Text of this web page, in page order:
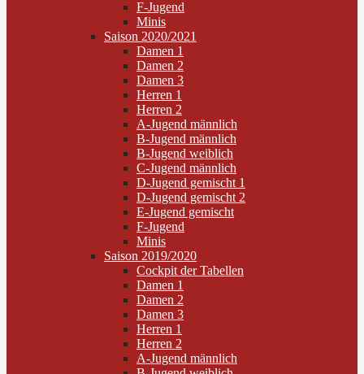
F-Jugend
Minis
Saison 2020/2021
Damen 1
Damen 2
Damen 3
Herren 1
Herren 2
A-Jugend männlich
B-Jugend männlich
B-Jugend weiblich
C-Jugend männlich
D-Jugend gemischt 1
D-Jugend gemischt 2
E-Jugend gemischt
F-Jugend
Minis
Saison 2019/2020
Cockpit der Tabellen
Damen 1
Damen 2
Damen 3
Herren 1
Herren 2
A-Jugend männlich